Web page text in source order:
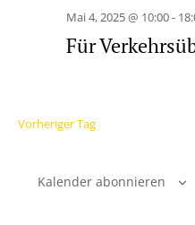
Mai 4, 2025 @ 10:00-
Für
Vorheriger Tag
Kalender abonnieren